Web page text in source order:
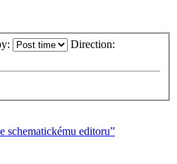
Direction:
schematickému editoru”